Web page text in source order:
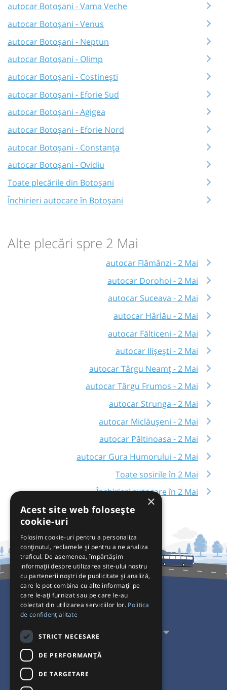
autocar Botoșani - Vama Veche
autocar Botoșani - Venus
autocar Botoșani - Neptun
autocar Botoșani - Olimp
autocar Botoșani - Costinești
autocar Botoșani - Eforie Sud
autocar Botoșani - Agigea
autocar Botoșani - Eforie Nord
autocar Botoșani - Constanța
autocar Botoșani - Ovidiu
Toate plecările din Botoșani
Închirieri autocare în Botoșani
Alte plecări spre 2 Mai
autocar Flămânzi - 2 Mai
autocar Dorohoi - 2 Mai
autocar Suceava - 2 Mai
autocar Hârlău - 2 Mai
autocar Fălticeni - 2 Mai
autocar Ilișești - 2 Mai
autocar Târgu Neamț - 2 Mai
autocar Târgu Frumos - 2 Mai
autocar Strunga - 2 Mai
autocar Miclăușeni - 2 Mai
autocar Păltinoasa - 2 Mai
autocar Gura Humorului - 2 Mai
Toate sosirile în 2 Mai
Închirieri autocare în 2 Mai
Pentru Călători
Pentru Transportatori
Interacționăm
Acceptăm plăți cu
×
Acest site web folosește
cookie-uri
Folosim cookie-uri pentru a personaliza
conținutul, reclamele și pentru a ne analiza
traficul. De asemenea, împărtășim
informații despre utilizarea site-ului nostru
cu partenerii noștri de publicitate și analiză,
care le pot combina cu alte informații pe
care le-ați furnizat sau pe care le-au
colectat din utilizarea serviciilor lor. Politica
de confidențialitate
STRICT NECESARE
DE PERFORMANȚĂ
DE TARGETARE